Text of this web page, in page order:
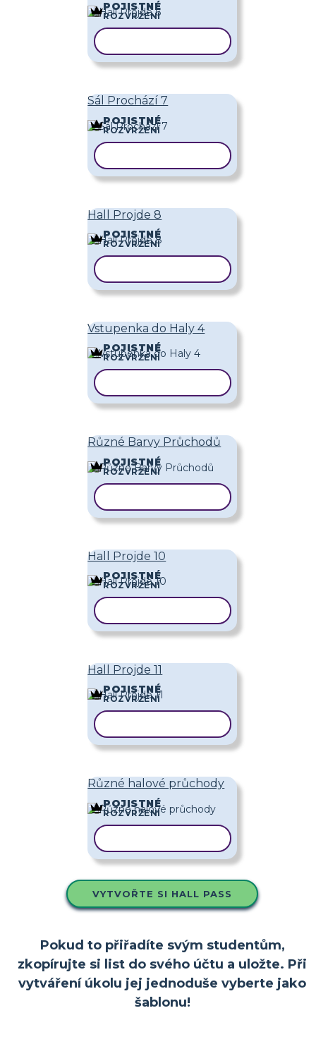
POJISTNÉ
ROZVRŽENÍ
Sál Prochází 7
POJISTNÉ
ROZVRŽENÍ
Hall Projde 8
POJISTNÉ
ROZVRŽENÍ
Vstupenka do Haly 4
POJISTNÉ
ROZVRŽENÍ
Různé Barvy Průchodů
POJISTNÉ
ROZVRŽENÍ
Hall Projde 10
POJISTNÉ
ROZVRŽENÍ
Hall Projde 11
POJISTNÉ
ROZVRŽENÍ
Různé halové průchody
POJISTNÉ
ROZVRŽENÍ
VYTVOŘTE SI HALL PASS
Pokud to přiřadíte svým studentům,
zkopírujte si list do svého účtu a uložte. Při
vytváření úkolu jej jednoduše vyberte jako
šablonu!